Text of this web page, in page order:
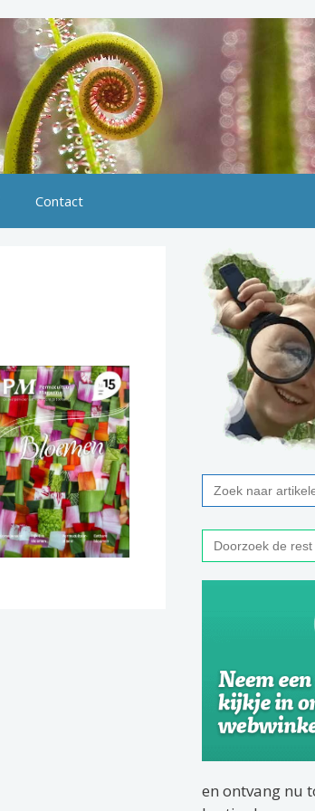
Contact
Zoek
naar:
Zoek
naar:
en ontvang nu